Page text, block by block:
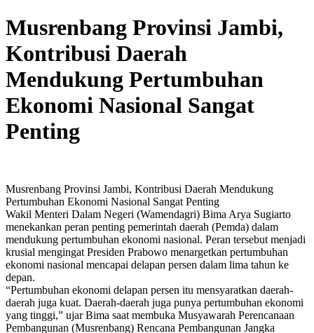
Musrenbang Provinsi Jambi,
Kontribusi Daerah
Mendukung Pertumbuhan
Ekonomi Nasional Sangat
Penting
Musrenbang Provinsi Jambi, Kontribusi Daerah Mendukung
Pertumbuhan Ekonomi Nasional Sangat Penting
Wakil Menteri Dalam Negeri (Wamendagri) Bima Arya Sugiarto
menekankan peran penting pemerintah daerah (Pemda) dalam
mendukung pertumbuhan ekonomi nasional. Peran tersebut menjadi
krusial mengingat Presiden Prabowo menargetkan pertumbuhan
ekonomi nasional mencapai delapan persen dalam lima tahun ke
depan.
“Pertumbuhan ekonomi delapan persen itu mensyaratkan daerah-
daerah juga kuat. Daerah-daerah juga punya pertumbuhan ekonomi
yang tinggi,” ujar Bima saat membuka Musyawarah Perencanaan
Pembangunan (Musrenbang) Rencana Pembangunan Jangka